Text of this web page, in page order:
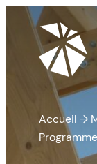
Aller
contenu
Accueil →